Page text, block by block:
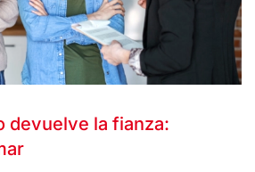
devuelve la fianza: